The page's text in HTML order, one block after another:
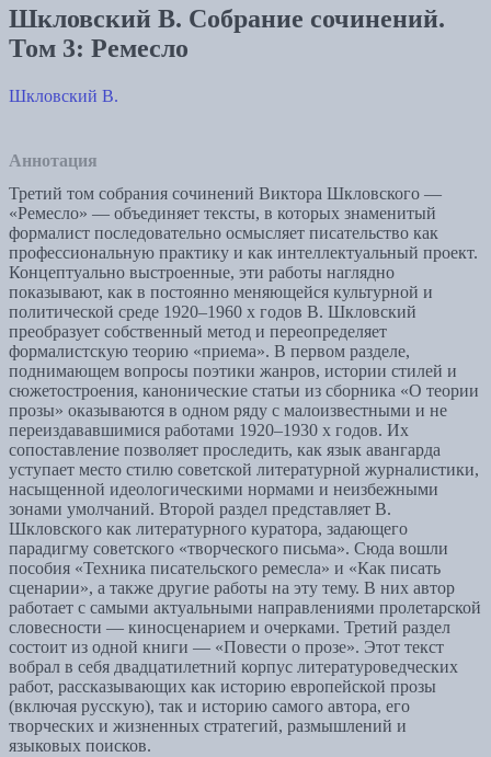
Шкловский В. Собрание сочинений.
Том 3: Ремесло
Шкловский В.
Аннотация
Третий том собрания сочинений Виктора Шкловского —
«Ремесло» — объединяет тексты, в которых знаменитый
формалист последовательно осмысляет писательство как
профессиональную практику и как интеллектуальный проект.
Концептуально выстроенные, эти работы наглядно
показывают, как в постоянно меняющейся культурной и
политической среде 1920–1960 х годов В. Шкловский
преобразует собственный метод и переопределяет
формалистскую теорию «приема». В первом разделе,
поднимающем вопросы поэтики жанров, истории стилей и
сюжетостроения, канонические статьи из сборника «О теории
прозы» оказываются в одном ряду с малоизвестными и не
переиздававшимися работами 1920–1930 х годов. Их
сопоставление позволяет проследить, как язык авангарда
уступает место стилю советской литературной журналистики,
насыщенной идеологическими нормами и неизбежными
зонами умолчаний. Второй раздел представляет В.
Шкловского как литературного куратора, задающего
парадигму советского «творческого письма». Сюда вошли
пособия «Техника писательского ремесла» и «Как писать
сценарии», а также другие работы на эту тему. В них автор
работает с самыми актуальными направлениями пролетарской
словесности — киносценарием и очерками. Третий раздел
состоит из одной книги — «Повести о прозе». Этот текст
вобрал в себя двадцатилетний корпус литературоведческих
работ, рассказывающих как историю европейской прозы
(включая русскую), так и историю самого автора, его
творческих и жизненных стратегий, размышлений и
языковых поисков.